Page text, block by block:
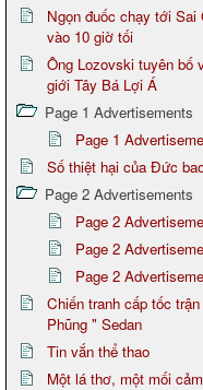
Ngọn đuốc chạy tới Sai
vào 10 giờ tối
Ông Lozovski tuyên bố
giới Tây Bá Lợi Á
Page 1 Advertisements
Page 1
Số thiệt hại của Đức
Page 2 Advertisements
Page 2
Page 2
Page 2
Chiến tranh cấp tốc
Phũng " Sedan
Tin vắn thể thao
Một lá thơ, một mối